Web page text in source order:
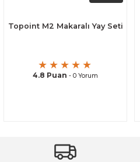
Topoint M2 Makaralı Yay Seti
4.8 Puan - 0 Yorum